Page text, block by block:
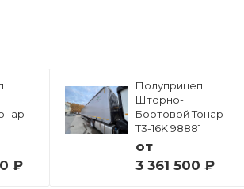
₽
Полуприцеп
Шторно-
Бортовой Тонар
Т3-16K 98881
от
3 361 500 ₽